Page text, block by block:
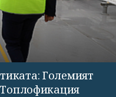
Големият